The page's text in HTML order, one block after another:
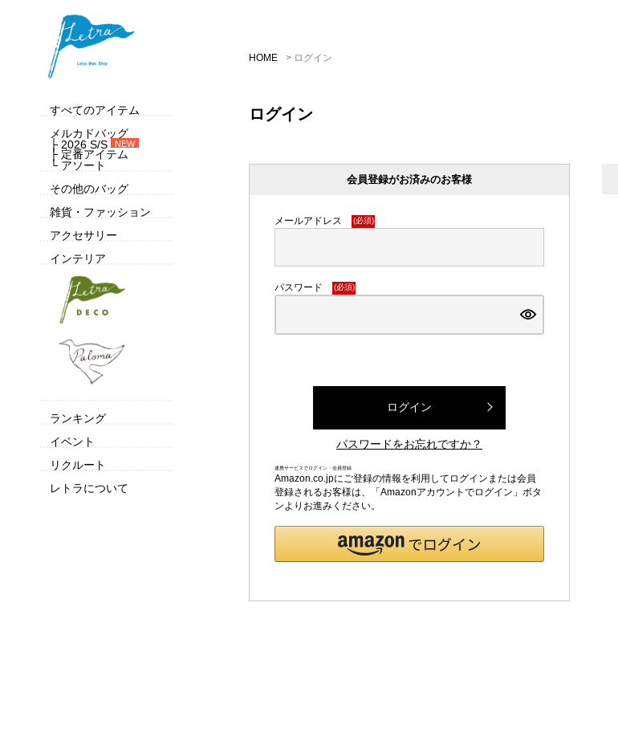
すべてのアイテム
メルカドバッグ
├ 2026 S/S
NEW
├ 定番アイテム
└ アソート
その他のバッグ
雑貨・ファッション
アクセサリー
インテリア
ランキング
イベント
リクルート
レトラについて
HOME ログイン
ログイン
会員登録がお済みのお客様
メールアドレス (必須)
パスワード (必須)
ログイン
パスワードをお忘れですか？
連携サービスでログイン・会員登録
Amazon.co.jpにご登録の情報を利用してログインまたは会員
登録されるお客様は、「Amazonアカウントでログイン」ボタ
ンよりお進みください。